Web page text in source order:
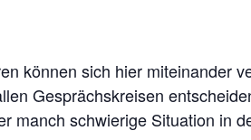
können sich hier miteinander
Gesprächskreisen
manch schwierige Situation in